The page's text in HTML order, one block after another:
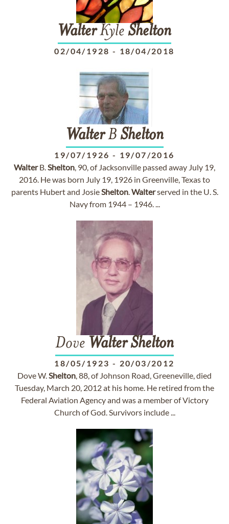
WalterKyle Shelton
02/04/1928 - 18/04/2018
WalterB Shelton
19/07/1926 - 19/07/2016
WalterB.Shelton, 90, of Jacksonville passed away July 19,
2016. He was born July 19, 1926 in Greenville, Texas to
parents Hubert and JosieShelton.Walterserved in the U. S.
Navy from 1944 – 1946. ...
Dove WalterShelton
18/05/1923 - 20/03/2012
Dove W.Shelton, 88, of Johnson Road, Greeneville, died
Tuesday, March 20, 2012 at his home. He retired from the
Federal Aviation Agency and was a member of Victory
Church of God. Survivors include ...